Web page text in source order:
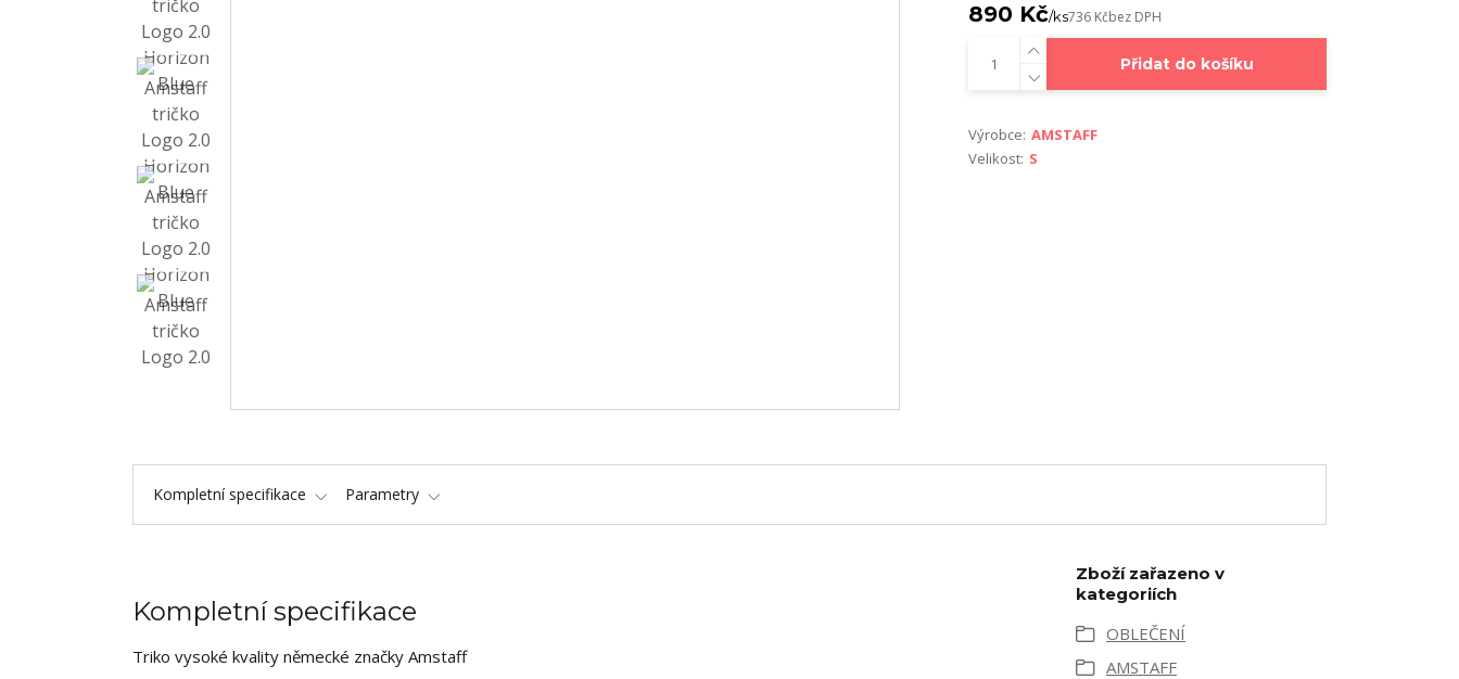
890 Kč/ks736 Kčbez DPH
Přidat do košíku
Výrobce: AMSTAFF
Velikost: S
Kompletní specifikace Parametry
Kompletní specifikace
Triko vysoké kvality německé značky Amstaff
Zboží zařazeno v
kategoriích
OBLEČENÍ
AMSTAFF